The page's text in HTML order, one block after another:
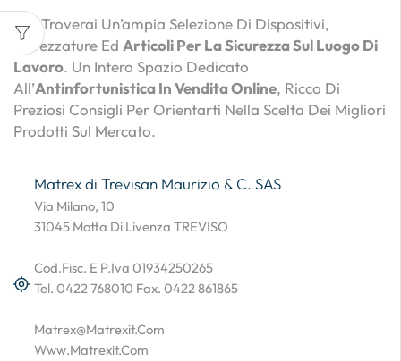
Qui Troverai Un’ampia Selezione Di Dispositivi,
Attrezzature Ed Articoli Per La Sicurezza Sul Luogo Di
Lavoro. Un Intero Spazio Dedicato
All’Antinfortunistica In Vendita Online, Ricco Di
Preziosi Consigli Per Orientarti Nella Scelta Dei Migliori
Prodotti Sul Mercato.
Matrex di Trevisan Maurizio & C. SAS
Via Milano, 10
31045 Motta Di Livenza TREVISO
Cod.Fisc. E P.Iva 01934250265
Tel. 0422 768010 Fax. 0422 861865
Matrex@matrexit.com
Www.matrexit.com